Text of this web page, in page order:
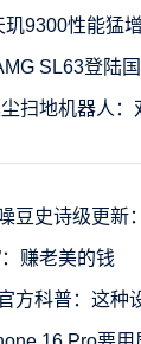
9300性能猛
SL63登陆
扫地机器人：
豆史诗级更新
赚老美的钱
方科普：这种